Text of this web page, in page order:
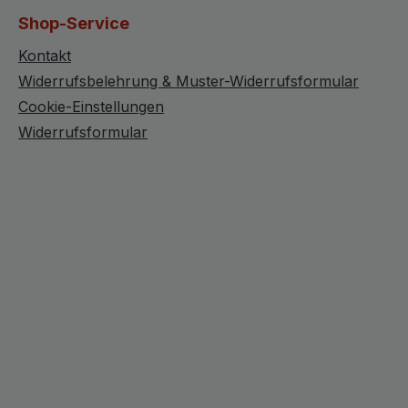
Shop-Service
Kontakt
Widerrufsbelehrung & Muster-Widerrufsformular
Cookie-Einstellungen
Widerrufsformular